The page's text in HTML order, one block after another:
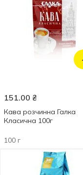
151.00 ₴
Кава розчинна Галка
Класична 100г
100 г